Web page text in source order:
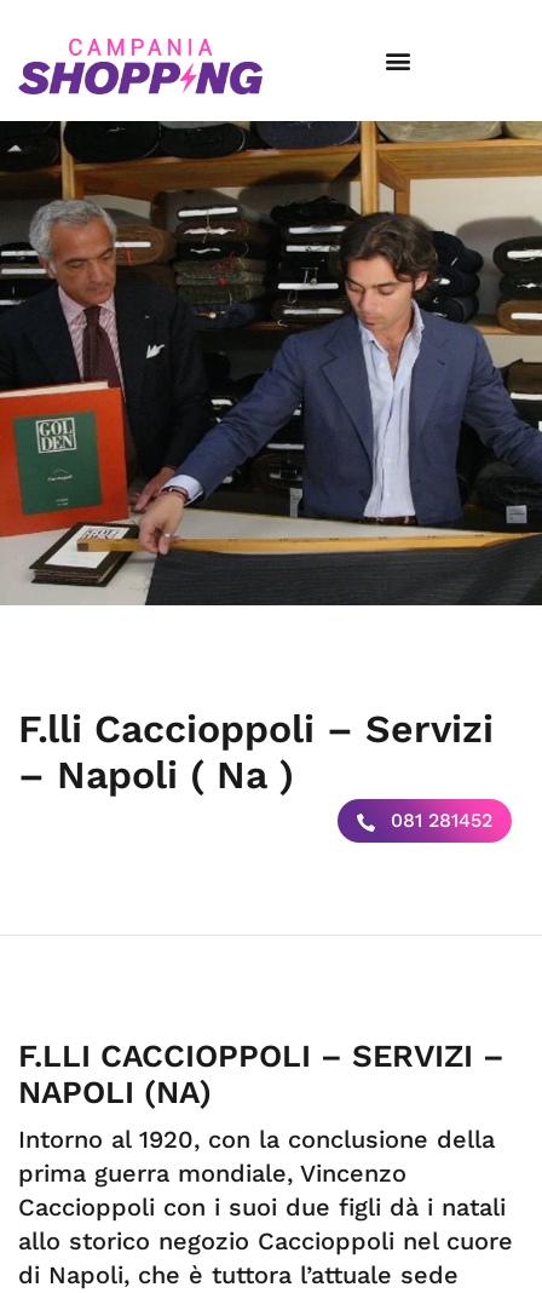
F.lli Caccioppoli – Servizi
– Napoli ( Na )
081 281452
F.LLI CACCIOPPOLI – SERVIZI –
NAPOLI (NA)
Intorno al 1920, con la conclusione della
prima guerra mondiale, Vincenzo
Caccioppoli con i suoi due figli dà i natali
allo storico negozio Caccioppoli nel cuore
di Napoli, che è tuttora l’attuale sede